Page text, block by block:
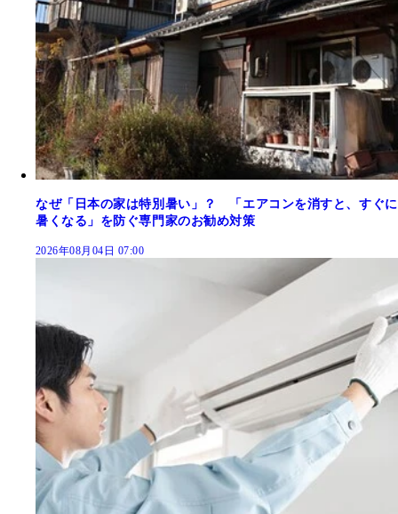
なぜ「日本の家は特別暑い」？ 「エアコンを消すと、すぐに
暑くなる」を防ぐ専門家のお勧め対策
2026年08月04日 07:00